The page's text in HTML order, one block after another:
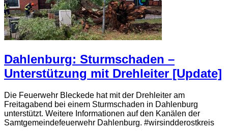
Dahlenburg: Sturmschaden –
Unterstützung mit Drehleiter [Update]
Die Feuerwehr Bleckede hat mit der Drehleiter am
Freitagabend bei einem Sturmschaden in Dahlenburg
unterstützt. Weitere Informationen auf den Kanälen der
Samtgemeindefeuerwehr Dahlenburg. #wirsindderostkreis